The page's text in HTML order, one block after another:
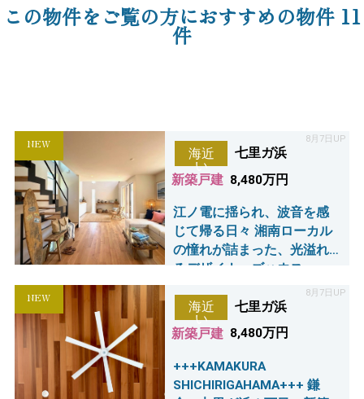
この物件をご覧の方におすすめの物件 11
件
NEW 8月7日UP
海近
い
七里ガ浜
新築戸建 8,480万円
江ノ電に揺られ、波音を感
じて帰る日々 湘南ローカル
の憧れが詰まった、光溢れ
るデザイナーズハウス
NEW 8月7日UP
海近
い
七里ガ浜
新築戸建 8,480万円
+++KAMAKURA
SHICHIRIGAHAMA+++ 鎌